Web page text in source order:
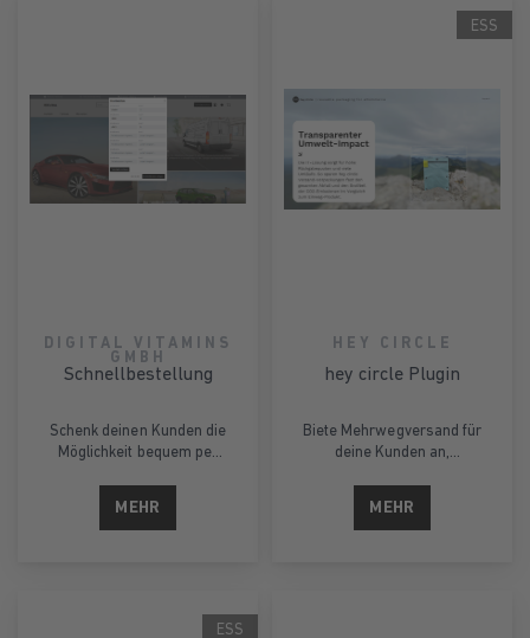
DIGITAL VITAMINS
GMBH
Schnellbestellung
Schenk deinen Kunden die
Möglichkeit bequem per
eine komplette Bestellung
MEHR
ESS
HEY CIRCLE
hey circle Plugin
Biete Mehrwegversand für
deine Kunden an,
Shop
MEHR
ESS